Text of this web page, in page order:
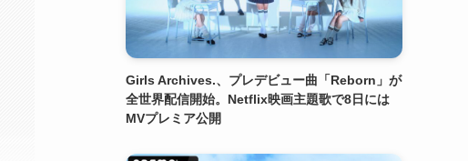
Girls Archives.、プレデビュー曲「Reborn」が
全世界配信開始。Netflix映画主題歌で8日には
MVプレミア公開